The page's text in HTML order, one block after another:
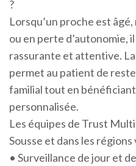
?
Lorsqu’un proche est
ou en perte d’autonomie,
rassurante et attentive.
permet au patient de
familial tout en bénéficiant
personnalisée.
Les équipes de Trust
Sousse et dans les
• Surveillance de jour et